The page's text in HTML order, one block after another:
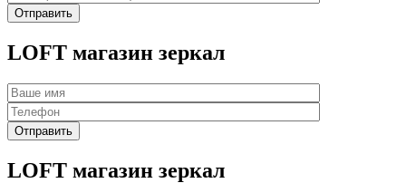
LOFT магазин зеркал
LOFT магазин зеркал